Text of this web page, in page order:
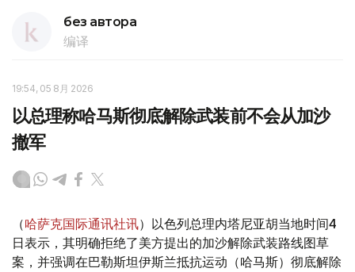
без автора
编译
19:54, 05 8月 2026
以总理称哈马斯彻底解除武装前不会从加沙
撤军
（哈萨克国际通讯社讯）以色列总理内塔尼亚胡当地时间4
日表示，其明确拒绝了美方提出的加沙解除武装路线图草
案，并强调在巴勒斯坦伊斯兰抵抗运动（哈马斯）彻底解除